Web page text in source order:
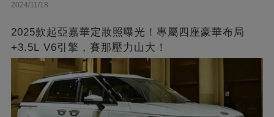
2024/11/18
2025款起亞嘉華定妝照曝光！專屬四座豪華布局
+3.5L V6引擎，賽那壓力山大！